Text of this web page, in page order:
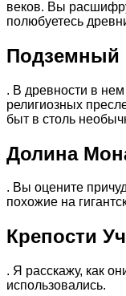
веков. Вы
полюбуетесь
Подземный
. В древности в
религиозных
быт в столь
Долина
. Вы оцените
похожие на
Крепости
. Я расскажу, как
использовались.